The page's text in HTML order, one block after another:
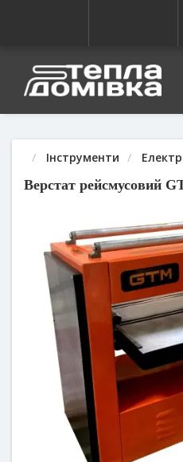
Інструменти
Верстат рейсмусовий